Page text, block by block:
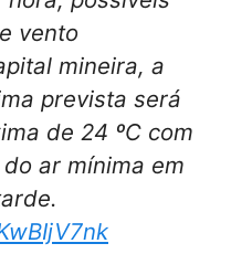
vento
mineira, a
prevista será
de 24 ºC com
ar mínima em